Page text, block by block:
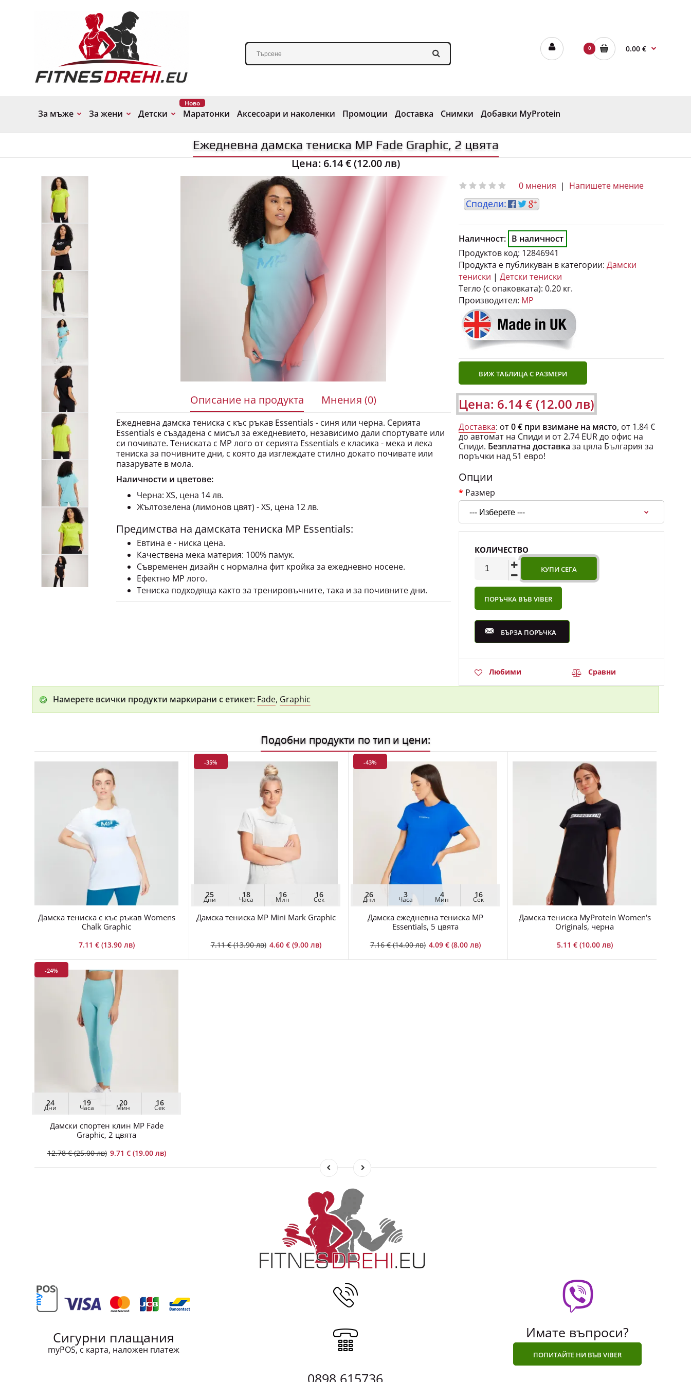
0 0.00 €
За мъже За жени Детски Маратонки
Ново
Аксесоари и наколенки Промоции Доставка Снимки Добавки MyProtein
Ежедневна дамска тениска MP Fade Graphic, 2 цвята
Цена: 6.14 € (12.00 лв)
Описание на продукта Мнения (0)
Ежедневна дамска тениска с къс ръкав Essentials - синя или черна. Серията
Essentials е създадена с мисъл за ежедневието, независимо дали спортувате или
си почивате. Тениската с MP лого от серията Essentials е класика - мека и лека
тениска за почивните дни, с която да изглеждате стилно докато почивате или
пазарувате в мола.
Наличности и цветове:
Черна: XS, цена 14 лв.
Жълтозелена (лимонов цвят) - XS, цена 12 лв.
Предимства на дамската тениска MP Essentials:
Евтина е - ниска цена.
Качествена мека материя: 100% памук.
Съвременен дизайн с нормална фит кройка за ежедневно носене.
Ефектно MP лого.
Тениска подходяща както за тренировъчните, така и за почивните дни.
0 мнения | Напишете мнение
Наличност: В наличност
Продуктов код: 12846941
Продукта е публикуван в категории: Дамски
тениски | Детски тениски
Тегло (с опаковката): 0.20 кг.
Производител: MP
ВИЖ ТАБЛИЦА С РАЗМЕРИ
Цена: 6.14 € (12.00 лв)
Доставка: от0 € при взимане на място, от 1.84 €
до автомат на Спиди и от 2.74 EUR до офис на
Спиди. Безплатна доставка за цяла България за
поръчки над 51 евро!
Опции
Размер
КОЛИЧЕСТВО
ПОРЪЧКА ВЪВ VIBER
БЪРЗА ПОРЪЧКА
Любими Сравни
Намерете всички продукти маркирани с етикет: Fade, Graphic
Подобни продукти по тип и цени:
Дамска тениска с къс ръкав Womens
Chalk Graphic
7.11 € (13.90 лв)
-35%
25
Дни
18
Часа
16
Мин
14
Сек
Дамска тениска MP Mini Mark Graphic
7.11 € (13.90 лв) 4.60 € (9.00 лв)
-43%
26
Дни
3
Часа
4
Мин
14
Сек
Дамска ежедневна тениска MP
Essentials, 5 цвята
7.16 € (14.00 лв) 4.09 € (8.00 лв)
Дамска тениска MyProtein Women's
Originals, черна
5.11 € (10.00 лв)
-24%
24
Дни
19
Часа
20
Мин
14
Сек
Дамски спортен клин MP Fade
Graphic, 2 цвята
12.78 € (25.00 лв) 9.71 € (19.00 лв)
Сигурни плащания
myPOS, с карта, наложен платеж
0898 615736
Имате въпроси?
ПОПИТАЙТЕ НИ ВЪВ VIBER